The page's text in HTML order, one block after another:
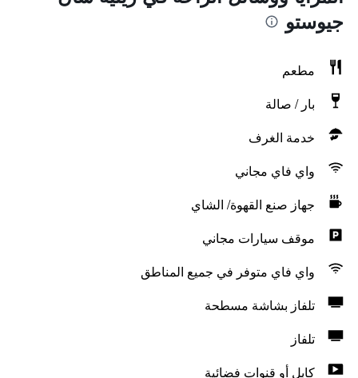
جيوستو
مطعم
بار / صالة
خدمة الغرف
واي فاي مجاني
جهاز صنع القهوة/ الشاي
موقف سيارات مجاني
واي فاي متوفر في جميع المناطق
تلفاز بشاشة مسطحة
تلفاز
كابل أو قنوات فضائية